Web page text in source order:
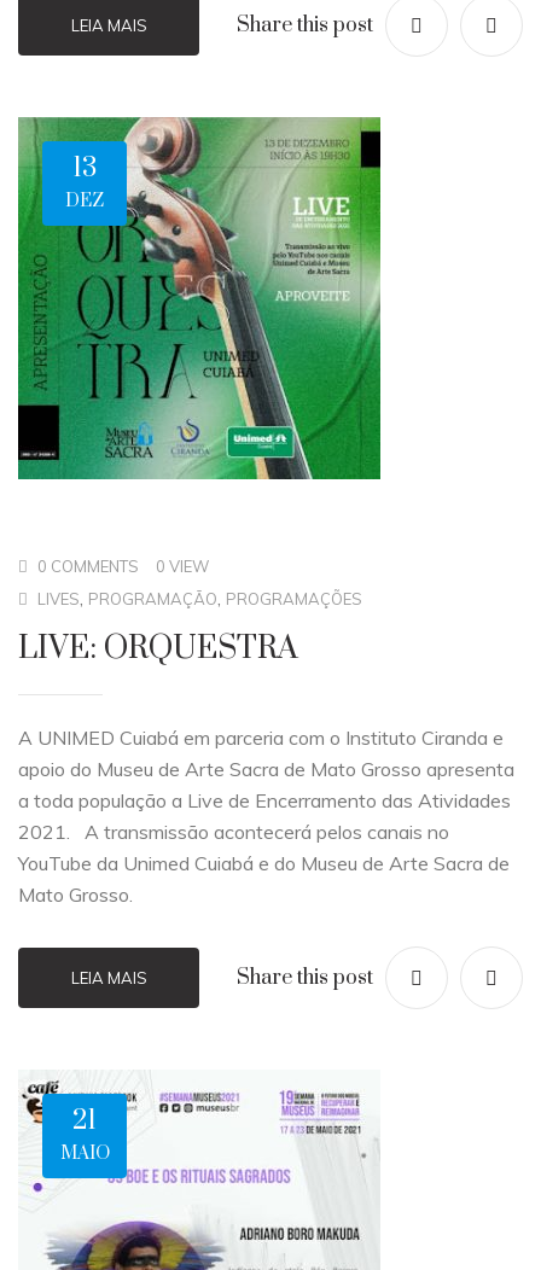
LEIA MAIS Share this post
13
DEZ
0 COMMENTS
0 VIEW
LIVES, PROGRAMAÇÃO, PROGRAMAÇÕES
LIVE: ORQUESTRA
A UNIMED Cuiabá em parceria com o Instituto Ciranda e
apoio do Museu de Arte Sacra de Mato Grosso apresenta
a toda população a Live de Encerramento das Atividades
2021. A transmissão acontecerá pelos canais no
YouTube da Unimed Cuiabá e do Museu de Arte Sacra de
Mato Grosso.
LEIA MAIS Share this post
21
MAIO